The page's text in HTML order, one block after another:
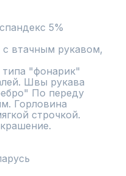
5%
втачным рукавом,
"фонарик"
Швы рукава
По переду
Горловина
строчкой.